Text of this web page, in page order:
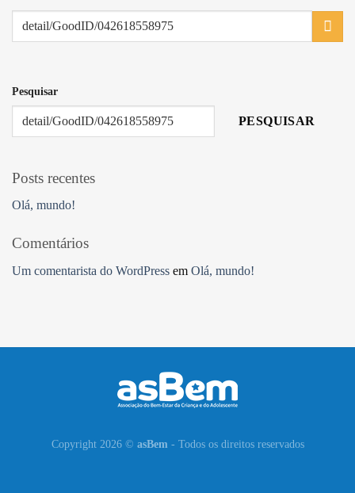
Pesquisar
PESQUISAR
Posts recentes
Olá, mundo!
Comentários
Um comentarista do WordPress em Olá, mundo!
Copyright 2026 © asBem - Todos os direitos reservados